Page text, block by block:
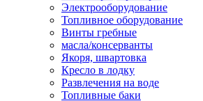
Электрооборудование
Топливное оборудование
Винты гребные
масла/консерванты
Якоря, швартовка
Кресло в лодку
Развлечения на воде
Топливные баки